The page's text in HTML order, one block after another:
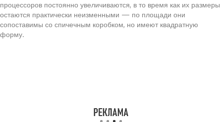
процессоров постоянно увеличиваются, в то время как их размеры
остаются практически неизменными — по площади они
сопоставимы со спичечным коробком, но имеют квадратную
форму.